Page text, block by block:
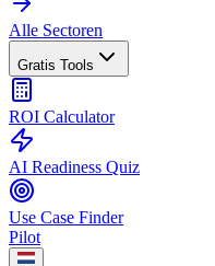
Alle Sectoren
Gratis Tools
ROI Calculator
AI Readiness Quiz
Use Case Finder
Pilot